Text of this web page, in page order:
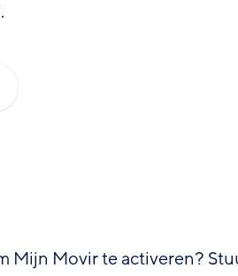
Mijn Movir te activeren?